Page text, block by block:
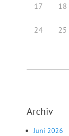
17 18
24 25
Archiv
Juni 2026